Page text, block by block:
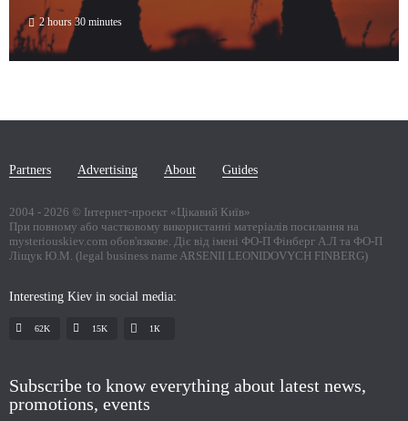
2 hours 30 minutes
Partners Advertising About Guides
2004 - 2026 © Інтернет-проект «Цікавий Київ»
При повному або частковому використанні матеріалів посилання на
mysteriouskiev.com обов'язкове. Діє від імені ФО-П Фінберг А.Л та ФО-П
Ліщук Ю.М. (legal business name ARSENII LEONIDOVYCH FINBERG)
Interesting Kiev in social media:
62K 15K 1К
Subscribe to know everything about latest news,
promotions, events